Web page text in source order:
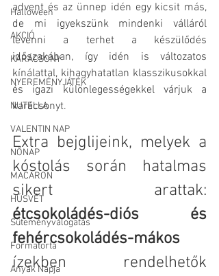
Halloween
AKCIÓ
KARÁCSONY
NYEREMÉNYJÁTÉK
NUTELLA
VALENTIN NAP
NŐNAP
MACARON
HÚSVÉT
Süteményválogatás
Formatorta
Anyák Napja
advent és az ünnep idén egy kicsit más,
de mi igyekszünk mindenki válláról
levenni a terhet a készülődés
időszakában, így idén is változatos
kínálattal, kihagyhatatlan klasszikusokkal
és igazi különlegességekkel várjuk a
karácsonyt.
Extra bejglijeink, melyek a
kóstolás során hatalmas
étcsokoládés-diós és
fehércsokoládés-mákos
ízekben rendelhetők